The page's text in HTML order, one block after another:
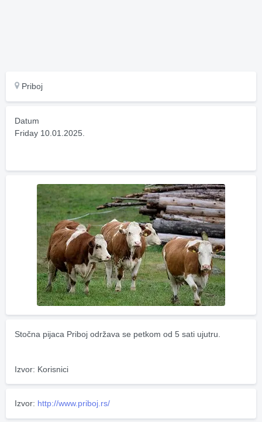
Priboj
Datum
Friday 10.01.2025.
Stočna pijaca Priboj održava se petkom od 5 sati ujutru.
Izvor: Korisnici
Izvor: http://www.priboj.rs/